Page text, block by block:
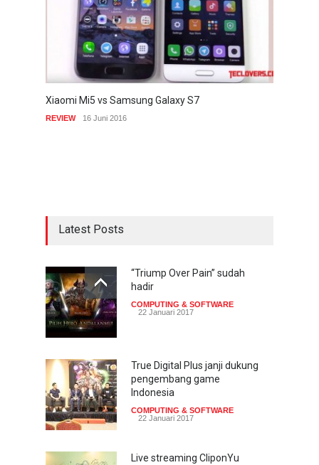
Xiaomi Mi5 vs Samsung Galaxy S7
REVIEW 16 Juni 2016
Latest Posts
“Triump Over Pain” sudah
hadir
COMPUTING & SOFTWARE
22 Januari 2017
True Digital Plus janji dukung
pengembang game
Indonesia
COMPUTING & SOFTWARE
22 Januari 2017
Live streaming CliponYu